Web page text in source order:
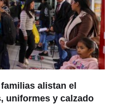
alistan el
uniformes y calzado